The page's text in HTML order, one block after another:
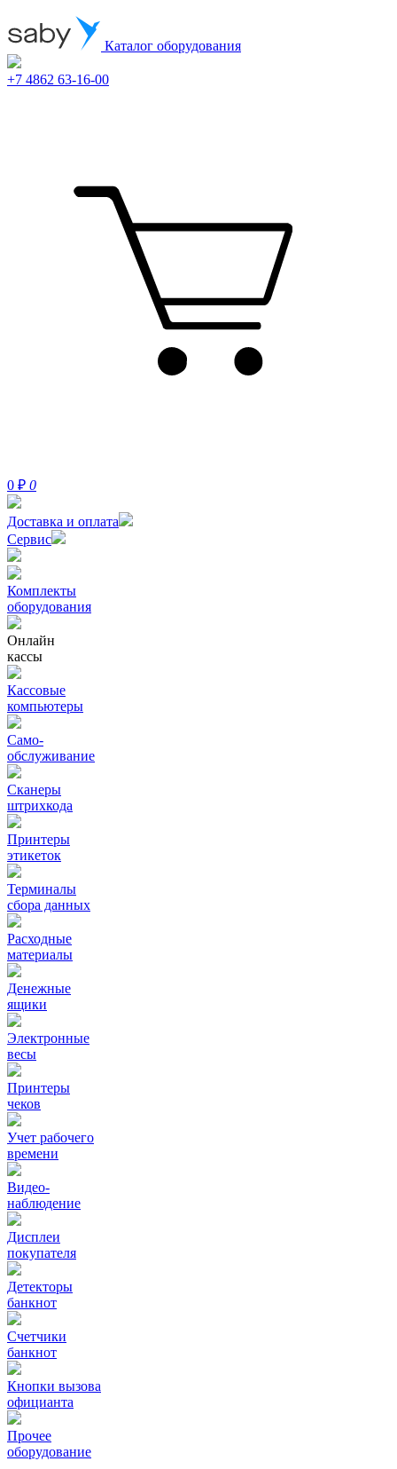
Каталог оборудования
+7 4862 63-16-00
0 ₽ 0
Доставка и оплата
Сервис
Комплекты
оборудования
Онлайн
кассы
Кассовые
компьютеры
Само-
обслуживание
Сканеры
штрихкода
Принтеры
этикеток
Терминалы
сбора данных
Расходные
материалы
Денежные
ящики
Электронные
весы
Принтеры
чеков
Учет рабочего
времени
Видео‑
наблюдение
Дисплеи
покупателя
Детекторы
банкнот
Счетчики
банкнот
Кнопки вызова
официанта
Прочее
оборудование